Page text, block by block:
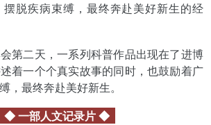
脱疾病束缚，最终奔赴美好新生的经
第二天，一系列科普作品出现在了进博
着一个个真实故事的同时，也鼓励着广
，最终奔赴美好新生。
◆ 一部人文记录片 ◆